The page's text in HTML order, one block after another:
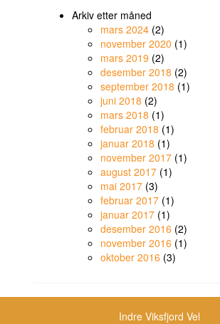
Arkiv etter måned
mars 2024 (2)
november 2020 (1)
mars 2019 (2)
desember 2018 (2)
september 2018 (1)
juni 2018 (2)
mars 2018 (1)
februar 2018 (1)
januar 2018 (1)
november 2017 (1)
august 2017 (1)
mai 2017 (3)
februar 2017 (1)
januar 2017 (1)
desember 2016 (2)
november 2016 (1)
oktober 2016 (3)
Indre Viksfjord Vel